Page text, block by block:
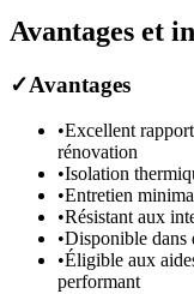
Avantages et
✓Avantages
•Excellent
rénovation
•Isolation
•Entretien
•Résistant aux
•Disponible dans
•Éligible aux
performant